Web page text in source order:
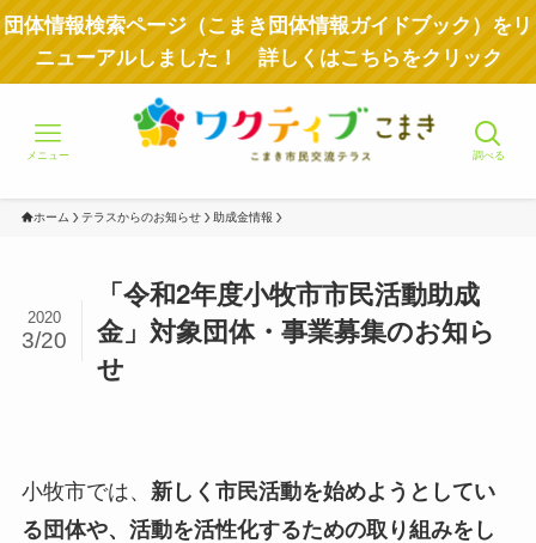
団体情報検索ページ（こまき団体情報ガイドブック）をリ
ニューアルしました！ 詳しくはこちらをクリック
調べる
メニュー
ホーム テラスからのお知らせ 助成金情報
「令和2年度小牧市市民活動助成
金」対象団体・事業募集のお知ら
せ
2020
3/20
小牧市では、 新しく市民活動を始めようとしてい
る団体や、活動を活性化するための取り組みをし